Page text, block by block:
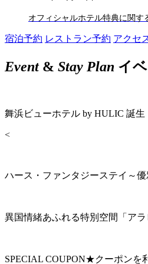
オフィシャルホテル特典に関す
宿泊予約 レストラン予約 アクセ
Event& Stay Plan イ
舞浜ビューホテル by HULIC 誕
<
ハース・ファンタジーステイ～
異国情緒あふれる特別空間「ア
SPECIAL COUPON★クーポンを